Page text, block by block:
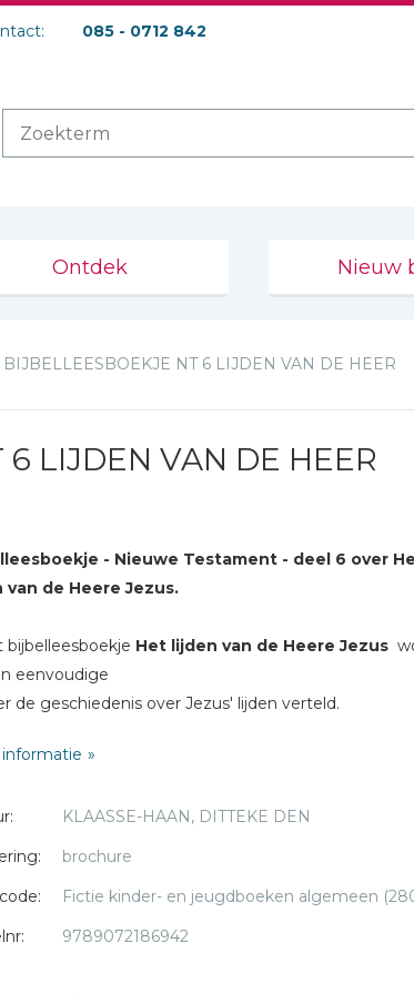
085 - 0712 842
Ontdek Nieuw
BIJBELLEESBOEKJE NT 6 LIJDEN VAN DE HEER
LIJDEN VAN DE HEER
- Nieuwe Testament - deel 6 over
van de Heere Jezus.
bijbelleesboekje Het lijden van de Heere Jezus
eenvoudige
de geschiedenis over Jezus' lijden verteld.
en opdrachten
KLAASSE-HAAN, DITTEKE DEN
brochure
Fictie kinder- en jeugdboeken algemeen
9789072186942